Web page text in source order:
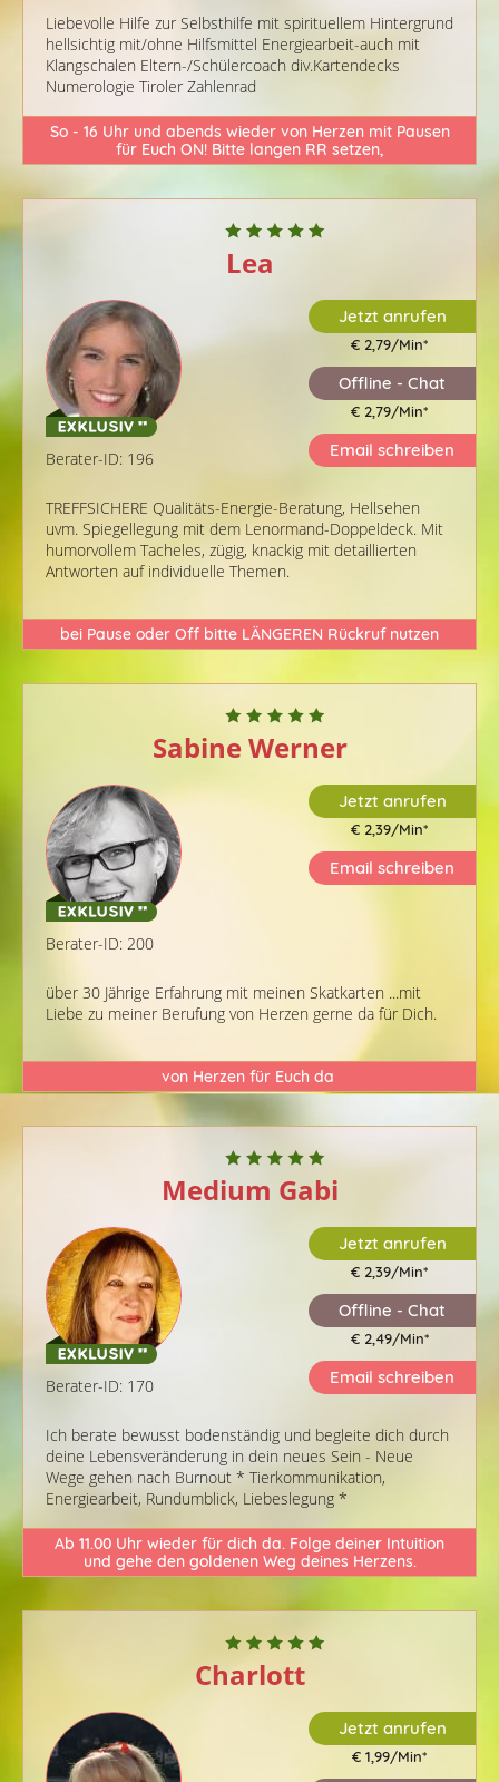
Liebevolle Hilfe zur Selbsthilfe mit spirituellem Hintergrund
hellsichtig mit/ohne Hilfsmittel Energiearbeit-auch mit
Klangschalen Eltern-/Schülercoach div.Kartendecks
Numerologie Tiroler Zahlenrad
So - 16 Uhr und abends wieder von Herzen mit Pausen
für Euch ON! Bitte langen RR setzen,
Lea
Berater-ID: 196
TREFFSICHERE Qualitäts-Energie-Beratung, Hellsehen
uvm. Spiegellegung mit dem Lenormand-Doppeldeck. Mit
humorvollem Tacheles, zügig, knackig mit detaillierten
Antworten auf individuelle Themen.
Jetzt anrufen
€ 2,79/Min*
Offline - Chat
€ 2,79/Min*
Email schreiben
bei Pause oder Off bitte LÄNGEREN Rückruf nutzen
Sabine Werner
Berater-ID: 200
über 30 Jährige Erfahrung mit meinen Skatkarten ...mit
Liebe zu meiner Berufung von Herzen gerne da für Dich.
Jetzt anrufen
€ 2,39/Min*
Email schreiben
️von Herzen für Euch da ️
Medium Gabi
Berater-ID: 170
Ich berate bewusst bodenständig und begleite dich durch
deine Lebensveränderung in dein neues Sein - Neue
Wege gehen nach Burnout * Tierkommunikation,
Energiearbeit, Rundumblick, Liebeslegung *
Jetzt anrufen
€ 2,39/Min*
Offline - Chat
€ 2,49/Min*
Email schreiben
Ab 11.00 Uhr wieder für dich da. Folge deiner Intuition
und gehe den goldenen Weg deines Herzens.
Charlott
Jetzt anrufen
€ 1,99/Min*